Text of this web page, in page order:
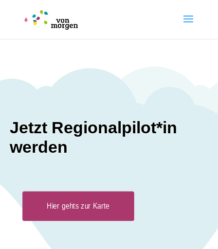
Jetzt Regionalpilot*in
werden
Hier gehts zur Karte